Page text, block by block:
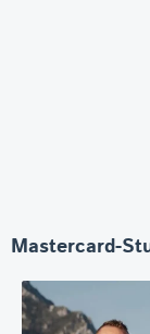
Mastercard-